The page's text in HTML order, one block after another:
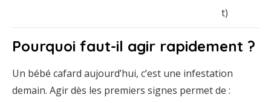
t)
Pourquoi faut-il agir rapidement ?
Un bébé cafard aujourd’hui, c’est une infestation
demain. Agirdès les premiers signes permetde :